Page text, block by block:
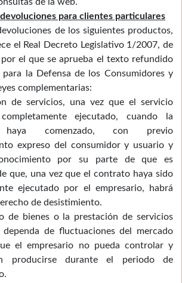
para clientes particulares
de los siguientes productos,
el Real Decreto Legislativo 1/2007, de
el que se aprueba el texto refundido
para la Defensa de los Consumidores y
complementarias:
de servicios, una vez que el servicio
ejecutado, cuando la
haya comenzado, con previo
expreso del consumidor y usuario y
por su parte de que es
que, una vez que el contrato haya sido
ejecutado por el empresario, habrá
de desistimiento.
de bienes o la prestación de servicios
de fluctuaciones del mercado
el empresario no pueda controlar y
producirse durante el periodo de